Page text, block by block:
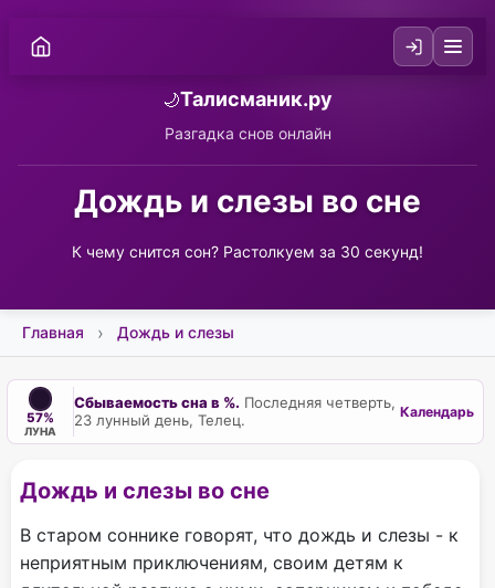
🌙Талисманик.ру
Разгадка снов онлайн
Дождь и слезы во сне
К чему снится сон? Растолкуем за 30 секунд!
Главная Дождь и слезы
57%
ЛУНА
Сбываемость сна в %. Последняя четверть,
23 лунный день, Телец.
Календарь
Дождь и слезы во сне
В старом соннике говорят, что дождь и слезы - к
неприятным приключениям, своим детям к